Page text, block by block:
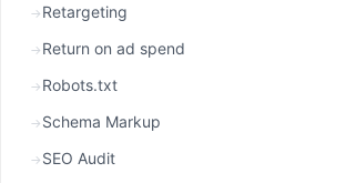
Retargeting
Return on ad spend
Robots.txt
Schema Markup
SEO Audit